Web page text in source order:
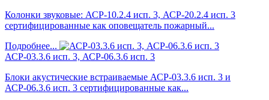
Колонки звуковые: АСР-10.2.4 исп. 3, АСР-20.2.4 исп. 3
сертифицированные как оповещатель пожарный...
Подробнее...
АСР-03.3.6 исп. 3, АСР-06.3.6 исп. 3
Блоки акустические встраиваемые АСР-03.3.6 исп. 3 и
АСР-06.3.6 исп. 3 сертифицированные как...